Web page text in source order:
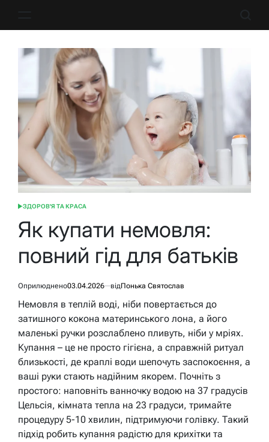
ОПУБЛІКУВАТИ
ЗДОРОВ'Я ТА КРАСА
Як купати немовля:
повний гід для батьків
Оприлюднено03.04.2026 відПонька Святослав
Немовля в теплій воді, ніби повертається до
затишного кокона материнського лона, а його
маленькі ручки розслаблено пливуть, ніби у мріях.
Купання – це не просто гігієна, а справжній ритуал
близькості, де краплі води шепочуть заспокоєння, а
ваші руки стають надійним якорем. Почніть з
простого: наповніть ванночку водою на 37 градусів
Цельсія, кімната тепла на 23 градуси, тримайте
процедуру 5-10 хвилин, підтримуючи голівку. Такий
підхід робить купання радістю для крихітки та